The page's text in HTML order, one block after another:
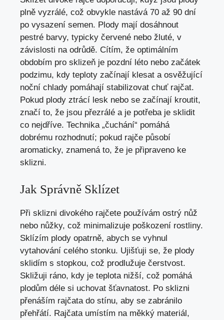
plně vyzrálé, což obvykle nastává 70 až 90 dní
po vysazení semen. Plody mají dosáhnout
pestré barvy, typicky červené nebo žluté, v
závislosti na odrůdě. Cítím, že optimálním
obdobím pro sklizeň je pozdní léto nebo začátek
podzimu, kdy teploty začínají klesat a osvěžující
noční chlady pomáhají stabilizovat chuť rajčat.
Pokud plody ztrácí lesk nebo se začínají kroutit,
značí to, že jsou přezrálé a je potřeba je sklidit
co nejdříve. Technika „čuchání“ pomáhá
dobrému rozhodnutí; pokud rajče působí
aromaticky, znamená to, že je připraveno ke
sklizni.
Jak Správně Sklízet
Při sklizni divokého rajčete používám ostrý nůž
nebo nůžky, což minimalizuje poškození rostliny.
Sklízím plody opatrně, abych se vyhnul
vytahování celého stonku. Ujišťuji se, že plody
sklidím s stopkou, což prodlužuje čerstvost.
Skližuji ráno, kdy je teplota nižší, což pomáhá
plodům déle si uchovat šťavnatost. Po sklizni
přenáším rajčata do stínu, aby se zabránilo
přehřátí. Rajčata umístím na měkký materiál,